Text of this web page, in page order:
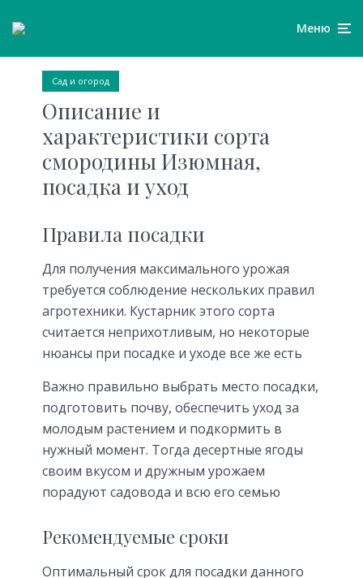
Меню
Сад и огород
Описание и
характеристики сорта
смородины Изюмная,
посадка и уход
Правила посадки
Для получения максимального урожая
требуется соблюдение нескольких правил
агротехники. Кустарник этого сорта
считается неприхотливым, но некоторые
нюансы при посадке и уходе все же есть
Важно правильно выбрать место посадки,
подготовить почву, обеспечить уход за
молодым растением и подкормить в
нужный момент. Тогда десертные ягоды
своим вкусом и дружным урожаем
порадуют садовода и всю его семью
Рекомендуемые сроки
Оптимальный срок для посадки данного